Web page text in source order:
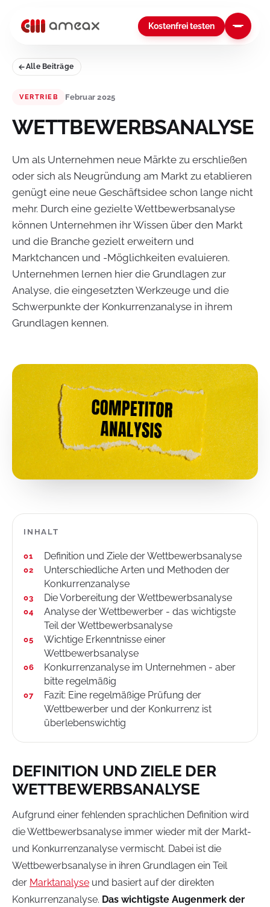
Kostenfrei testen
Alle Beiträge
VERTRIEB Februar 2025
WETTBEWERBSANALYSE
Um als Unternehmen neue Märkte zu erschließen
oder sich als Neugründung am Markt zu etablieren
genügt eine neue Geschäftsidee schon lange nicht
mehr. Durch eine gezielte Wettbewerbsanalyse
können Unternehmen ihr Wissen über den Markt
und die Branche gezielt erweitern und
Marktchancen und -Möglichkeiten evaluieren.
Unternehmen lernen hier die Grundlagen zur
Analyse, die eingesetzten Werkzeuge und die
Schwerpunkte der Konkurrenzanalyse in ihrem
Grundlagen kennen.
INHALT
Definition und Ziele der Wettbewerbsanalyse
Unterschiedliche Arten und Methoden der
Konkurrenzanalyse
Die Vorbereitung der Wettbewerbsanalyse
Analyse der Wettbewerber - das wichtigste
Teil der Wettbewerbsanalyse
Wichtige Erkenntnisse einer
Wettbewerbsanalyse
Konkurrenzanalyse im Unternehmen - aber
bitte regelmäßig
Fazit: Eine regelmäßige Prüfung der
Wettbewerber und der Konkurrenz ist
überlebenswichtig
DEFINITION UND ZIELE DER
WETTBEWERBSANALYSE
Aufgrund einer fehlenden sprachlichen Definition wird
die Wettbewerbsanalyse immer wieder mit der Markt-
und Konkurrenzanalyse vermischt. Dabei ist die
Wettbewerbsanalyse in ihren Grundlagen ein Teil
der Marktanalyse und basiert auf der direkten
Konkurrenzanalyse. Das wichtigste Augenmerk der